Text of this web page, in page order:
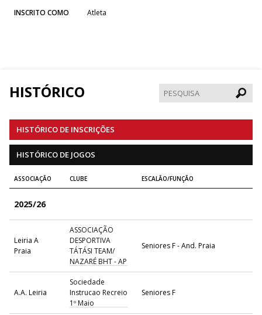
INSCRITO COMO Atleta
HISTÓRICO
HISTÓRICO DE INSCRIÇÕES
HISTÓRICO DE JOGOS
ASSOCIAÇÃO CLUBE ESCALÃO/FUNÇÃO
2025/26
Leiria A
Praia
ASSOCIAÇÃO
DESPORTIVA
TÁTÁSI TEAM/
NAZARÉ BHT - AP
Seniores F - And. Praia
A.A. Leiria
Sociedade
Instrucao Recreio
1º Maio
Seniores F